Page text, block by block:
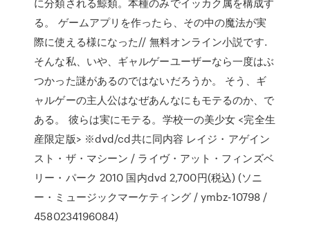
る。 ゲームアプリを作ったら、その中の魔法が実
際に使える様になった// 無料オンライン小説です.
そんな私、いや、ギャルゲーユーザーなら一度はぶ
つかった謎があるのではないだろうか。 そう、ギ
ャルゲーの主人公はなぜあんなにもモテるのか、で
ある。 彼らは実にモテる。学校一の美少女 <完全生
産限定版> ※dvd/cd共に同内容 レイジ・アゲイン
スト・ザ・マシーン / ライヴ・アット・フィンズベ
リー・パーク 2010 国内dvd 2,700円(税込) (ソニ
ー・ミュージックマーケティング / ymbz-10798 /
4580234196084)